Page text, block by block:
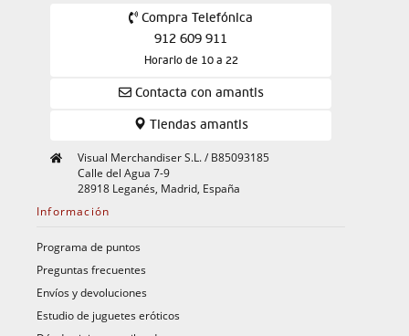
Compra Telefónica
912 609 911
Horario de 10 a 22
Contacta con amantis
Tiendas amantis
Visual Merchandiser S.L. / B85093185
Calle del Agua 7-9
28918 Leganés, Madrid, España
Información
Programa de puntos
Preguntas frecuentes
Envíos y devoluciones
Estudio de juguetes eróticos